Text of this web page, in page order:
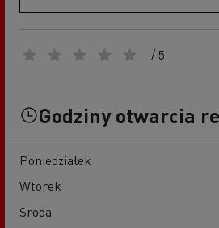
/ 5
Godziny otwarcia
Poniedziałek
Wtorek
Środa